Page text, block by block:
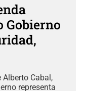
Gobierno
Alberto Cabal,
representa